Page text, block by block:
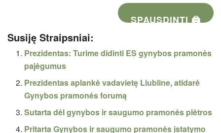
SPAUSDINTI 🖨
Susiję Straipsniai:
Prezidentas: Turime didinti ES gynybos pramonės
pajėgumus
Prezidentas aplankė vadavietę Liubline, atidarė
Gynybos pramonės forumą
Sutarta dėl gynybos ir saugumo pramonės plėtros
Pritarta Gynybos ir saugumo pramonės įstatymo